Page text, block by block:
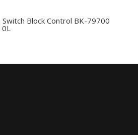
Block Control BK-79700